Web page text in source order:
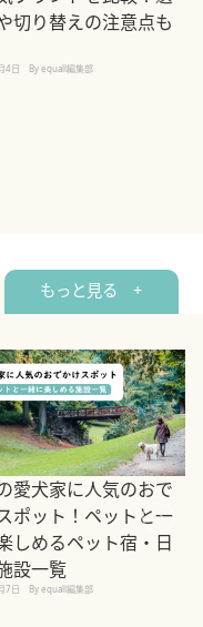
切り替えの注意点も
4日 By equall編集部
もっと見る +
愛犬家に人気のおで
ポット！ペットと一
しめるペット宿・日
設一覧
7日 By equall編集部